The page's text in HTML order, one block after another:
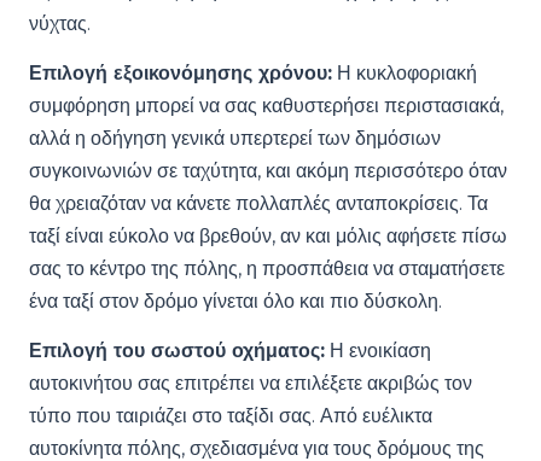
νύχτας.
Επιλογή εξοικονόμησης χρόνου: Η κυκλοφοριακή
συμφόρηση μπορεί να σας καθυστερήσει περιστασιακά,
αλλά η οδήγηση γενικά υπερτερεί των δημόσιων
συγκοινωνιών σε ταχύτητα, και ακόμη περισσότερο όταν
θα χρειαζόταν να κάνετε πολλαπλές ανταποκρίσεις. Τα
ταξί είναι εύκολο να βρεθούν, αν και μόλις αφήσετε πίσω
σας το κέντρο της πόλης, η προσπάθεια να σταματήσετε
ένα ταξί στον δρόμο γίνεται όλο και πιο δύσκολη.
Επιλογή του σωστού οχήματος: Η ενοικίαση
αυτοκινήτου σας επιτρέπει να επιλέξετε ακριβώς τον
τύπο που ταιριάζει στο ταξίδι σας. Από ευέλικτα
αυτοκίνητα πόλης, σχεδιασμένα για τους δρόμους της